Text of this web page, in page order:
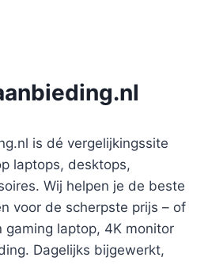
is dé vergelijkingssite
laptops, desktops,
Wij helpen je de beste
voor de scherpste prijs – of
gaming laptop, 4K monitor
Dagelijks bijgewerkt,